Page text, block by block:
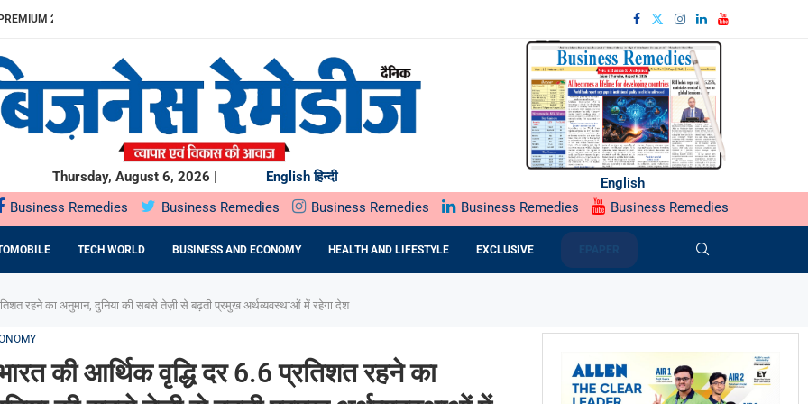
23% बढ़ा
MARGIN...
खुलेगा, 10...
में SOIL HEALTH...
के दौरान...
देगा...
Thursday, August 6, 2026 | English हिन्दी
English
Business Remedies Business Remedies Business Remedies Business Remedies Business Remedies
TECH WORLD BUSINESS AND ECONOMY HEALTH AND LIFESTYLE EXCLUSIVE
रहने का अनुमान, दुनिया की सबसे तेज़ी से बढ़ती प्रमुख अर्थव्यवस्थाओं में रहेगा देश
की आर्थिक वृद्धि दर 6.6 प्रतिशत रहने का